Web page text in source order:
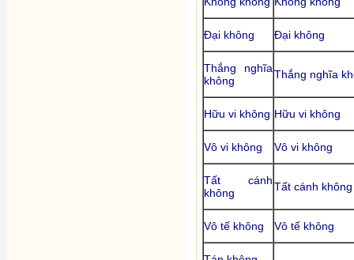
Đại không Đại không
Thắng nghĩa
không
Thắng nghĩa
Hữu vi không Hữu vi không
Vô vi không Vô vi không
Tất cánh
không
Tất cánh không
Vô tế không Vô tế không